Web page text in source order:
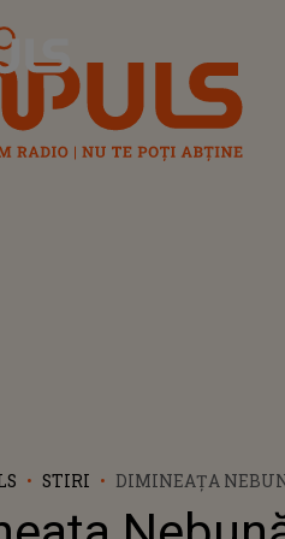
STIRI
DIMINEAȚA
CUM S-A PRODUS